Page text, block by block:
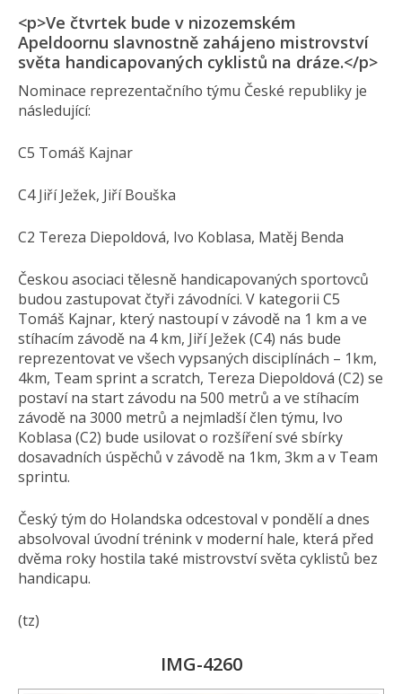
<p>Ve čtvrtek bude v nizozemském
Apeldoornu slavnostně zahájeno mistrovství
světa handicapovaných cyklistů na dráze.</p>
Nominace reprezentačního týmu České republiky je
následující:
C5 Tomáš Kajnar
C4 Jiří Ježek, Jiří Bouška
C2 Tereza Diepoldová, Ivo Koblasa, Matěj Benda
Českou asociaci tělesně handicapovaných sportovců
budou zastupovat čtyři závodníci. V kategorii C5
Tomáš Kajnar, který nastoupí v závodě na 1 km a ve
stíhacím závodě na 4 km, Jiří Ježek (C4) nás bude
reprezentovat ve všech vypsaných disciplínách – 1km,
4km, Team sprint a scratch, Tereza Diepoldová (C2) se
postaví na start závodu na 500 metrů a ve stíhacím
závodě na 3000 metrů a nejmladší člen týmu, Ivo
Koblasa (C2) bude usilovat o rozšíření své sbírky
dosavadních úspěchů v závodě na 1km, 3km a v Team
sprintu.
Český tým do Holandska odcestoval v pondělí a dnes
absolvoval úvodní trénink v moderní hale, která před
dvěma roky hostila také mistrovství světa cyklistů bez
handicapu.
(tz)
IMG-4260